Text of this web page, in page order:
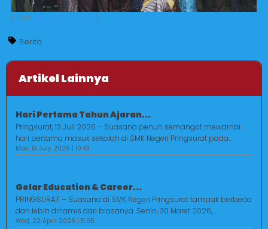
( Dok. )
Berita
Artikel Lainnya
Hari Pertama Tahun Ajaran...
Pringsurat, 13 Juli 2026 – Suasana penuh semangat mewarnai
hari pertama masuk sekolah di SMK Negeri Pringsurat pada...
Mon, 13 July 2026 | 10:43
Gelar Education & Career...
PRINGSURAT – Suasana di SMK Negeri Pringsurat tampak berbeda
dan lebih dinamis dari biasanya. Senin, 30 Maret 2026,...
Wed, 22 April 2026 | 5:05